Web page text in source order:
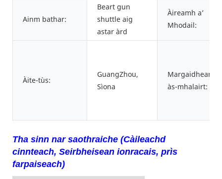
Ainm bathar:
Beart gun
shuttle aig
astar àrd
Àireamh a’
Mhodail:
Àite-tùs:
GuangZhou,
Sìona
Margaidhean
às-mhalairt:
Tha sinn nar saothraiche (Càileachd
cinnteach, Seirbheisean ionracais, prìs
farpaiseach)